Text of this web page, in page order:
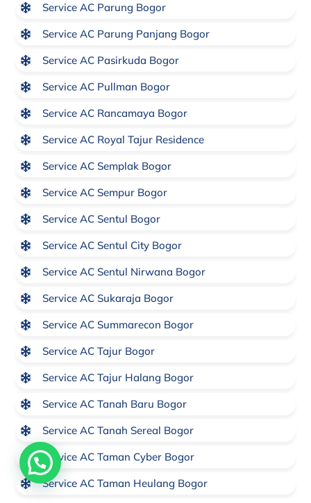
Service AC Parung Bogor
Service AC Parung Panjang Bogor
Service AC Pasirkuda Bogor
Service AC Pullman Bogor
Service AC Rancamaya Bogor
Service AC Royal Tajur Residence
Service AC Semplak Bogor
Service AC Sempur Bogor
Service AC Sentul Bogor
Service AC Sentul City Bogor
Service AC Sentul Nirwana Bogor
Service AC Sukaraja Bogor
Service AC Summarecon Bogor
Service AC Tajur Bogor
Service AC Tajur Halang Bogor
Service AC Tanah Baru Bogor
Service AC Tanah Sereal Bogor
Service AC Taman Cyber Bogor
Service AC Taman Heulang Bogor
Butuh Bantuan? Klik disini